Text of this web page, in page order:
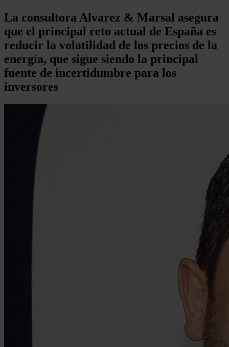
La consultora Alvarez & Marsal asegura
que el principal reto actual de España es
reducir la volatilidad de los precios de la
energía, que sigue siendo la principal
fuente de incertidumbre para los
inversores